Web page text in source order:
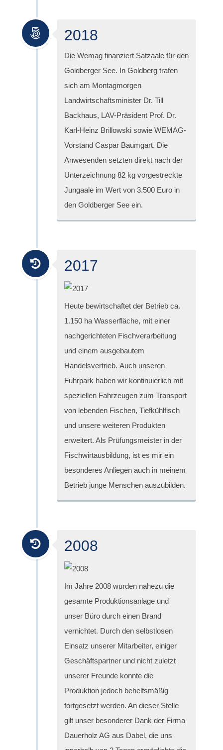
2018
Die Wemag finanziert Satzaale für den
Goldberger See. In Goldberg trafen
sich am Montagmorgen
Landwirtschaftsminister Dr. Till
Backhaus, LAV-Präsident Prof. Dr.
Karl-Heinz Brillowski sowie WEMAG-
Vorstand Caspar Baumgart. Die
Anwesenden setzten direkt nach der
Unterzeichnung 82 kg vorgestreckte
Jungaale im Wert von 3.500 Euro in
den Goldberger See ein.
2017
Heute bewirtschaftet der Betrieb ca.
1.150 ha Wasserfläche, mit einer
nachgerichteten Fischverarbeitung
und einem ausgebautem
Handelsvertrieb. Auch unseren
Fuhrpark haben wir kontinuierlich mit
speziellen Fahrzeugen zum Transport
von lebenden Fischen, Tiefkühlfisch
und unsere weiteren Produkten
erweitert. Als Prüfungsmeister in der
Fischwirtausbildung, ist es mir ein
besonderes Anliegen auch in meinem
Betrieb junge Menschen auszubilden.
2008
Im Jahre 2008 wurden nahezu die
gesamte Produktionsanlage und
unser Büro durch einen Brand
vernichtet. Durch den selbstlosen
Einsatz unserer Mitarbeiter, einiger
Geschäftspartner und nicht zuletzt
unserer Freunde konnte die
Produktion jedoch behelfsmäßig
fortgesetzt werden. An dieser Stelle
gilt unser besonderer Dank der Firma
Dauerholz AG aus Dabel, die uns